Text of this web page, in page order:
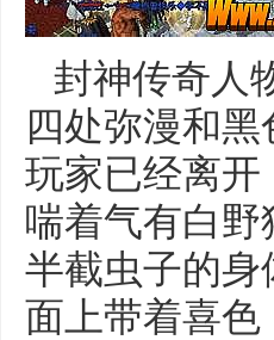
封神传奇人
四处弥漫和
玩家已经离
喘着气有白
半截虫子的
面上带着喜